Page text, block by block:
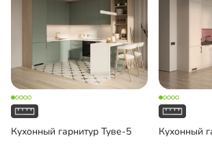
Кухонный гарнитур Туве-5 Кухонный